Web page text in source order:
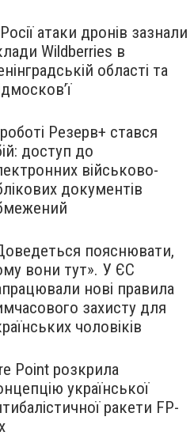
атаки дронів зазнали
Wildberries в
області та
Резерв+ стався
доступ до
військово-
документів
пояснювати,
вони тут». У ЄС
нові правила
захисту для
чоловіків
Point розкрила
української
ракети FP-